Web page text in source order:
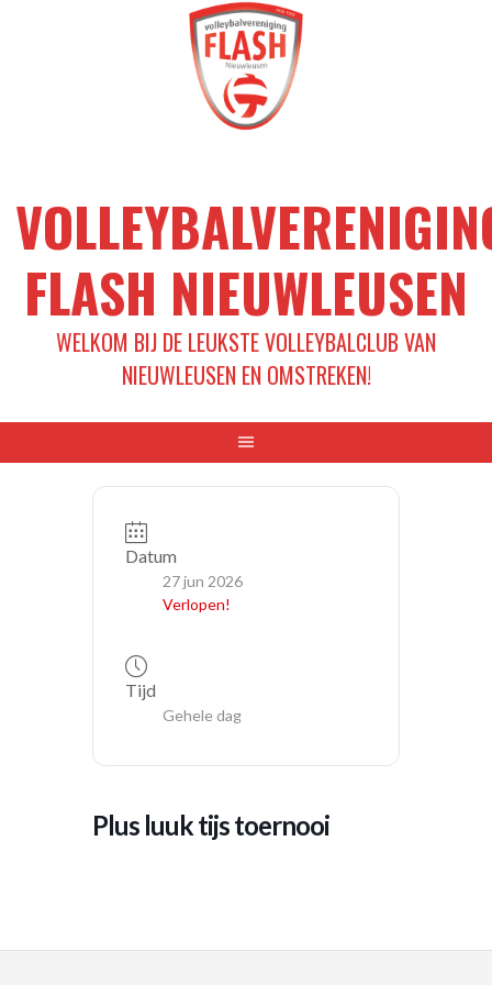
FLASH NIEUWLEUSEN
WELKOM BIJ DE LEUKSTE VOLLEYBALCLUB VAN
NIEUWLEUSEN EN OMSTREKEN!
Datum
27 jun 2026
Verlopen!
Tijd
Gehele dag
plus luuk tijs toernooi